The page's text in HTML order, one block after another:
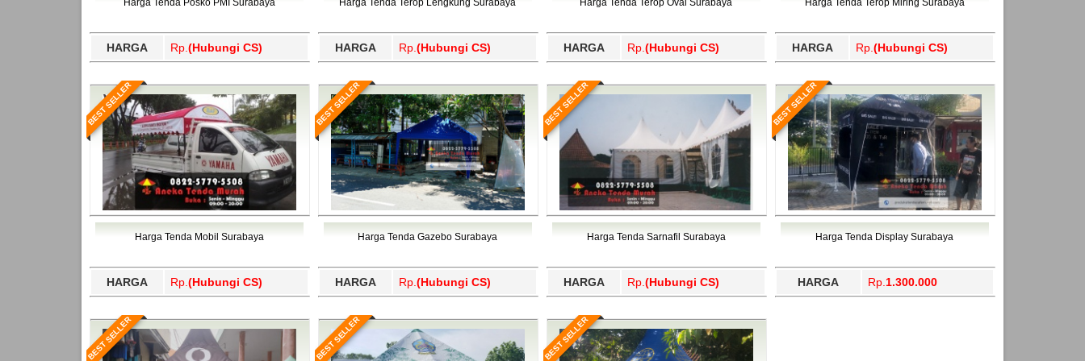
HARGA Rp. (Hubungi CS) HARGA Rp. (Hubungi CS) HARGA Rp. (Hubungi CS) HARGA Rp. (Hubungi CS)
BEST SELLER
Harga Tenda Mobil Surabaya
HARGA Rp. (Hubungi CS)
BEST SELLER
Harga Tenda Gazebo Surabaya
HARGA Rp. (Hubungi CS)
BEST SELLER
Harga Tenda Sarnafil Surabaya
HARGA Rp. (Hubungi CS)
BEST SELLER
Harga Tenda Display Surabaya
HARGA Rp. 1.300.000
BEST SELLER BEST SELLER BEST SELLER